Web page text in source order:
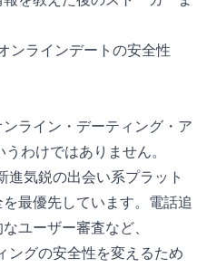
ンラインデートの安全性
ライン・デーティング・ア
わけではありません。
気鋭の出会い系プラット
最優先しています。電話追
ユーザー審査など、
グの安全性を変えるため